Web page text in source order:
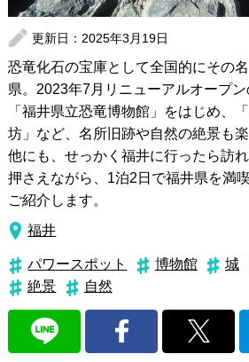
更新日： 2025年3月19日
恐竜化石の宝庫として全国的にその
県。2023年7月リニューアルオープ
「福井県立恐竜博物館」をはじめ、
坊」など、名所旧跡や自然の絶景も
他にも、せっかく福井に行ったら訪
押さえながら、1泊2日で福井県を満
ご紹介します。
福井
パワースポット 博物館 城
絶景
自然